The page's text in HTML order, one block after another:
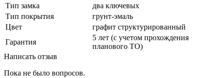
Тип замка
два ключевых
Тип покрытия
грунт-эмаль
Цвет
графит структурированный
Гарантия
5 лет (с учетом прохождения
планового ТО)
Написать отзыв
Пока не было вопросов.